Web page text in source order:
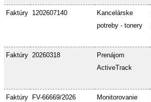
Faktúry 1202607140
Kancelárske
potreby - tonery
Faktúry 20260318
Prenájom
ActiveTrack
Faktúry FV-66669/2026
Monitorovanie